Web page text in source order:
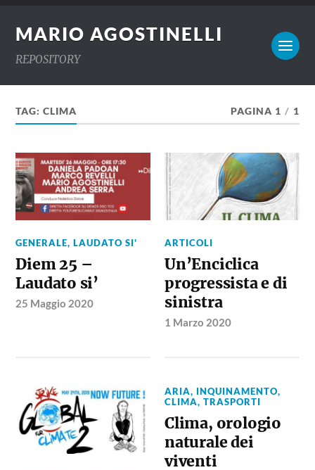
MARIO AGOSTINELLI
REPOSITORY
TAG:CLIMA PAGINA 1 / 1
GENERALE,LAUDATO SI'
Diem 25 –
Laudato si’
25 Maggio 2020
ARTICOLI
Un’Enciclica
progressista e di
sinistra
1 Marzo 2020
ARIA, INQUINAMENTO,
CLIMA, TRASPORTI
Clima, orologio
naturale dei
viventi